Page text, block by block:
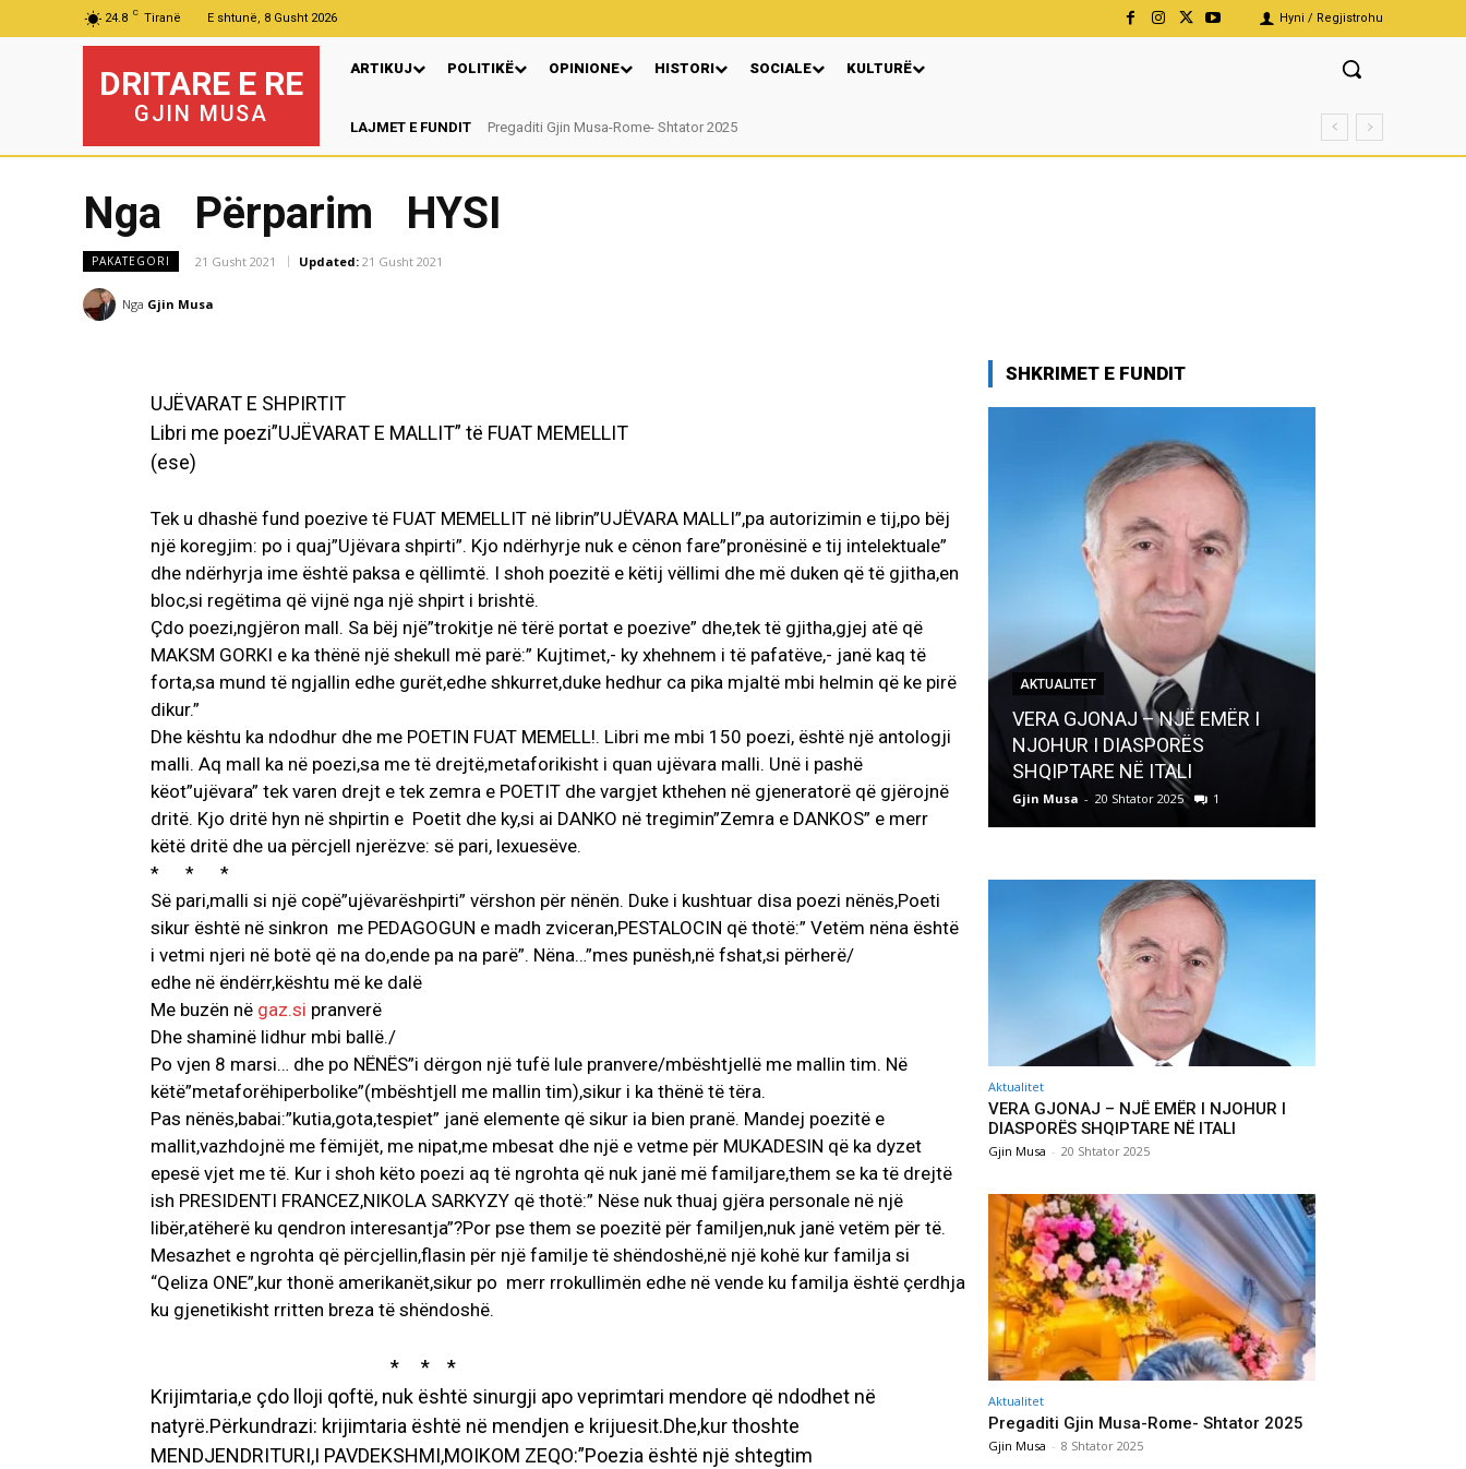
24.8 C Tiranë E shtunë, 8 Gusht 2026 Hyni / Regjistrohu
DRITARE E RE
GJIN MUSA
ARTIKUJ POLITIKË OPINIONE HISTORI SOCIALE KULTURË
LAJMET E FUNDIT Pregaditi Gjin Musa-Rome- Shtator 2025
Nga: Ndue Dedaj
Nga Përparim HYSI
PAKATEGORI 21 Gusht 2021 Updated: 21 Gusht 2021
Nga Gjin Musa
UJËVARAT E SHPIRTIT
Libri me poezi”UJËVARAT E MALLIT” të FUAT MEMELLIT
(ese)
Tek u dhashë fund poezive të FUAT MEMELLIT në librin”UJËVARA MALLI”,pa autorizimin e tij,po bëj
një koregjim: po i quaj”Ujëvara shpirti”. Kjo ndërhyrje nuk e cënon fare”pronësinë e tij intelektuale”
dhe ndërhyrja ime është paksa e qëllimtë. I shoh poezitë e këtij vëllimi dhe më duken që të gjitha,en
bloc,si regëtima që vijnë nga një shpirt i brishtë.
Çdo poezi,ngjëron mall. Sa bëj një”trokitje në tërë portat e poezive” dhe,tek të gjitha,gjej atë që
MAKSM GORKI e ka thënë një shekull më parë:” Kujtimet,- ky xhehnem i të pafatëve,- janë kaq të
forta,sa mund të ngjallin edhe gurët,edhe shkurret,duke hedhur ca pika mjaltë mbi helmin që ke pirë
dikur.”
Dhe kështu ka ndodhur dhe me POETIN FUAT MEMELL!. Libri me mbi 150 poezi, është një antologji
malli. Aq mall ka në poezi,sa me të drejtë,metaforikisht i quan ujëvara malli. Unë i pashë
këot”ujëvara” tek varen drejt e tek zemra e POETIT dhe vargjet kthehen në gjeneratorë që gjërojnë
dritë. Kjo dritë hyn në shpirtin e Poetit dhe ky,si ai DANKO në tregimin”Zemra e DANKOS” e merr
këtë dritë dhe ua përcjell njerëzve: së pari, lexuesëve.
* * *
Së pari,malli si një copë”ujëvarëshpirti” vërshon për nënën. Duke i kushtuar disa poezi nënës,Poeti
sikur është në sinkron me PEDAGOGUN e madh zviceran,PESTALOCIN që thotë:” Vetëm nëna është
i vetmi njeri në botë që na do,ende pa na parë”. Nëna…”mes punësh,në fshat,si përherë/
edhe në ëndërr,kështu më ke dalë
Me buzën në gaz.si pranverë
Dhe shaminë lidhur mbi ballë./
Po vjen 8 marsi… dhe po NËNËS”i dërgon një tufë lule pranvere/mbështjellë me mallin tim. Në
këtë”metaforëhiperbolike”(mbështjell me mallin tim),sikur i ka thënë të tëra.
Pas nënës,babai:”kutia,gota,tespiet” janë elemente që sikur ia bien pranë. Mandej poezitë e
mallit,vazhdojnë me fëmijët, me nipat,me mbesat dhe një e vetme për MUKADESIN që ka dyzet
epesë vjet me të. Kur i shoh këto poezi aq të ngrohta që nuk janë më familjare,them se ka të drejtë
ish PRESIDENTI FRANCEZ,NIKOLA SARKYZY që thotë:” Nëse nuk thuaj gjëra personale në një
libër,atëherë ku qendron interesantja”?Por pse them se poezitë për familjen,nuk janë vetëm për të.
Mesazhet e ngrohta që përcjellin,flasin për një familje të shëndoshë,në një kohë kur familja si
“Qeliza ONE”,kur thonë amerikanët,sikur po merr rrokullimën edhe në vende ku familja është çerdhja
ku gjenetikisht rritten breza të shëndoshë.
* * *
Krijimtaria,e çdo lloji qoftë, nuk është sinurgji apo veprimtari mendore që ndodhet në
natyrë.Përkundrazi: krijimtaria është në mendjen e krijuesit.Dhe,kur thoshte
MENDJENDRITURI,I PAVDEKSHMI,MOIKOM ZEQO:”Poezia është një shtegtim
SHKRIMET E FUNDIT
AKTUALITET
VERA GJONAJ – NJË EMËR I
NJOHUR I DIASPORËS
SHQIPTARE NË ITALI
Gjin Musa - 20 Shtator 2025 1
Aktualitet
VERA GJONAJ – NJË EMËR I NJOHUR I
DIASPORËS SHQIPTARE NË ITALI
Gjin Musa - 20 Shtator 2025
Aktualitet
Pregaditi Gjin Musa-Rome- Shtator 2025
Gjin Musa - 8 Shtator 2025